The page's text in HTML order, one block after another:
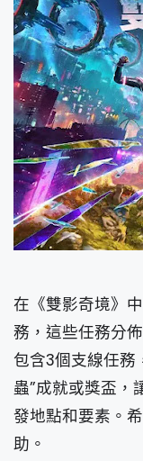
在《雙影奇境》
務，這些任務分
包含3個支線任務
蟲”成就或獎盃，
發地點和要素。
助。